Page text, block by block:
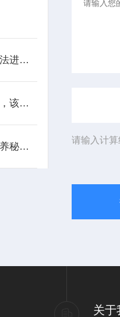
注意沸腾制粒机测试的方法进行操作
干燥喷雾机想要做到节能，该如何做
实验喷雾干燥机的维护保养秘籍：延长设备使用寿命
请输入计
关于